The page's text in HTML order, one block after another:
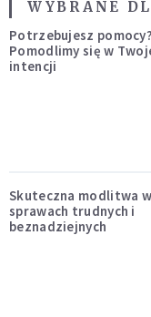
WYBRANE
Potrzebujesz pomocy?
Pomodlimy się w
intencji
Skuteczna modlitwa w
sprawach trudnych i
beznadziejnych